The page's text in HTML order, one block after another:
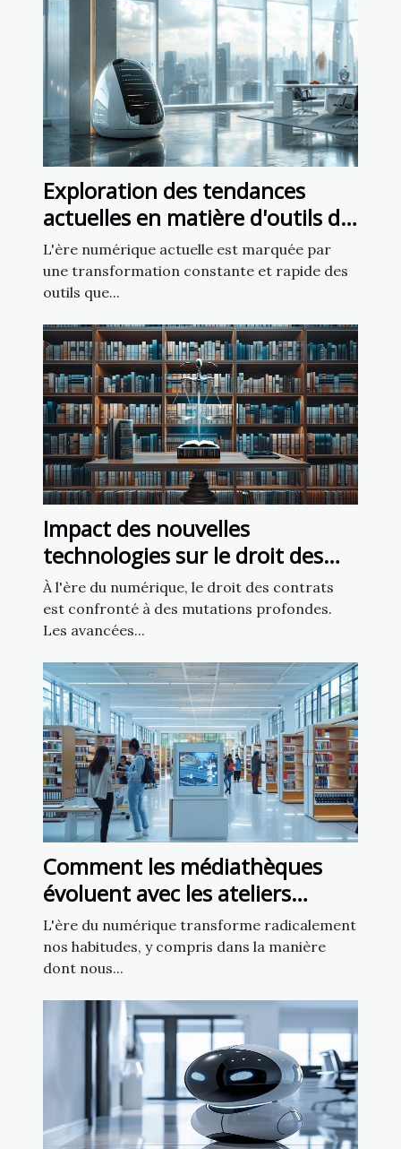
Exploration des tendances
actuelles en matière d'outils de
création de sites web
L'ère numérique actuelle est marquée par
une transformation constante et rapide des
outils que...
Impact des nouvelles
technologies sur le droit des
contrats
À l'ère du numérique, le droit des contrats
est confronté à des mutations profondes.
Les avancées...
Comment les médiathèques
évoluent avec les ateliers
d'intelligence artificielle
L'ère du numérique transforme radicalement
nos habitudes, y compris dans la manière
dont nous...